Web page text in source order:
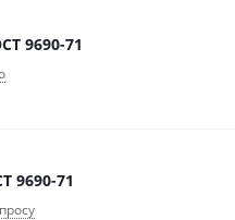
9690-71
9690-71